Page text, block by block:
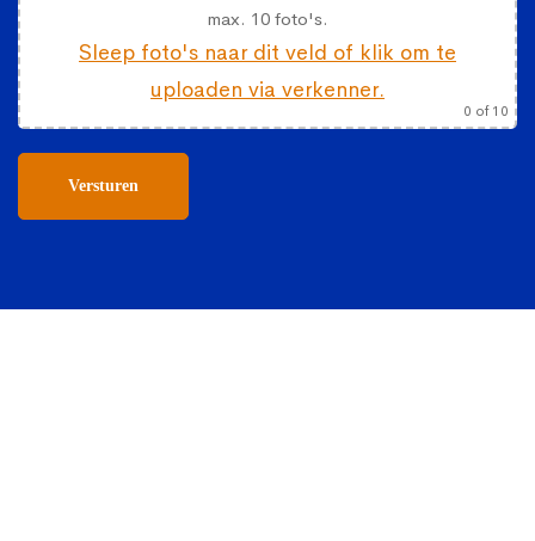
max. 10 foto's.
Sleep foto's naar dit veld of klik om te
uploaden via verkenner.
0 of 10